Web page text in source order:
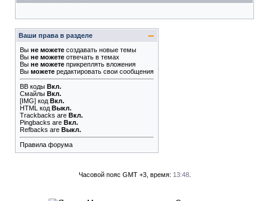
Ваши права в разделе
Вы не можете создавать новые темы
Вы не можете отвечать в темах
Вы не можете прикреплять вложения
Вы можете редактировать свои сообщения
BB коды Вкл.
Смайлы Вкл.
[IMG] код Вкл.
HTML код Выкл.
Trackbacks are Вкл.
Pingbacks are Вкл.
Refbacks are Выкл.
Правила форума
Часовой пояс GMT +3, время: 13:48.